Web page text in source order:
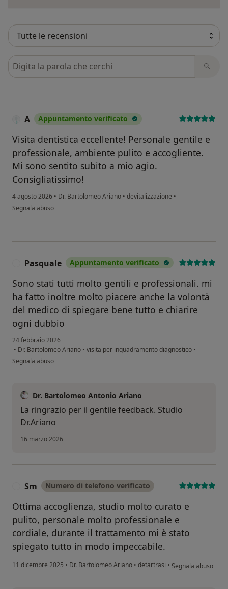
Cerca nelle recensioni
A Appuntamento verificato
Visita dentistica eccellente! Personale gentile e
professionale, ambiente pulito e accogliente.
Mi sono sentito subito a mio agio.
Consigliatissimo!
4 agosto 2026 • Dr. Bartolomeo Ariano • devitalizzazione •
secondo l'opinione dell'utente A
Segnala abuso
Pasquale Appuntamento verificato
Sono stati tutti molto gentili e professionali. mi
ha fatto inoltre molto piacere anche la volontà
del medico di spiegare bene tutto e chiarire
ogni dubbio
24 febbraio 2026
• Dr. Bartolomeo Ariano • visita per inquadramento diagnostico •
secondo l'opinione dell'utente Pasquale
Segnala abuso
Dr. Bartolomeo Antonio Ariano
La ringrazio per il gentile feedback. Studio
Dr.Ariano
16 marzo 2026
Sm Numero di telefono verificato
Ottima accoglienza, studio molto curato e
pulito, personale molto professionale e
cordiale, durante il trattamento mi è stato
spiegato tutto in modo impeccabile.
11 dicembre 2025 • Dr. Bartolomeo Ariano • detartrasi • secondo l'opinione
Segnala abuso